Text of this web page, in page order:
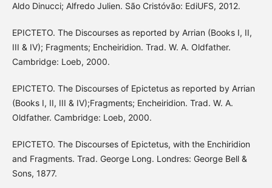
Aldo Dinucci; Alfredo Julien. São Cristóvão: EdiUFS, 2012.
EPICTETO. The Discourses as reported by Arrian (Books I, II,
III & IV); Fragments; Encheiridion. Trad. W. A. Oldfather.
Cambridge: Loeb, 2000.
EPICTETO. The Discourses of Epictetus as reported by Arrian
(Books I, II, III & IV);Fragments; Encheiridion. Trad. W. A.
Oldfather. Cambridge: Loeb, 2000.
EPICTETO. The Discourses of Epictetus, with the Enchiridion
and Fragments. Trad. George Long. Londres: George Bell &
Sons, 1877.